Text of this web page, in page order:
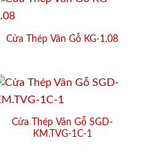
Cửa Thép Vân Gỗ KG-1.08
Cửa Thép Vân Gỗ SGD-
KM.TVG-1C-1